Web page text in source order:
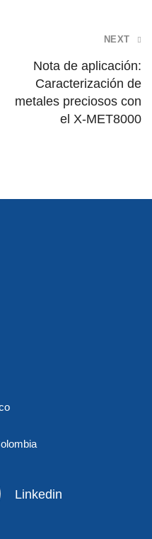
NEXT
Nota de aplicación:
Caracterización de
metales preciosos con
el X-MET8000
Linkedin